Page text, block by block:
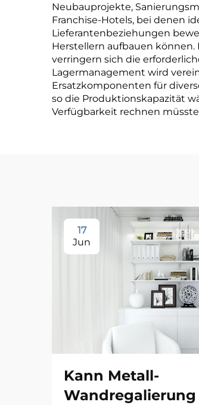
Neubauprojekte,
Franchise-Hotels, bei denen
Lieferantenbeziehungen
Herstellern aufbauen
verringern sich die
Lagermanagement wird
Ersatzkomponenten für
so die Produktionskapazität
Verfügbarkeit rechnen
17
Jun
Kann Metall-